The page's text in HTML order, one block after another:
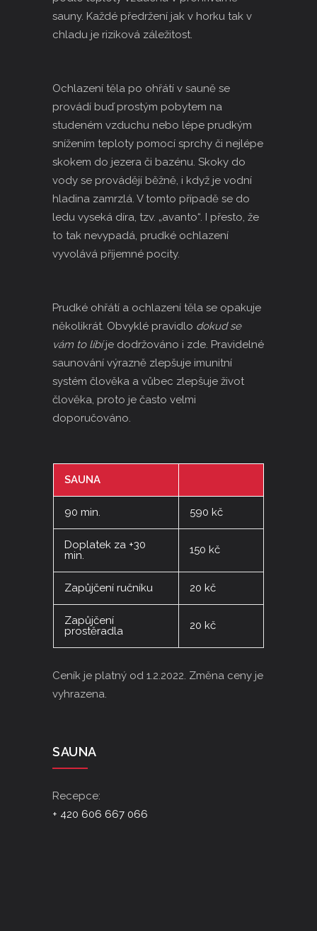
sauny. Každé předržení jak v horku tak v
chladu je riziková záležitost.
Ochlazení těla po ohřátí v sauně se
provádí buď prostým pobytem na
studeném vzduchu nebo lépe prudkým
snížením teploty pomocí sprchy či nejlépe
skokem do jezera či bazénu. Skoky do
vody se provádějí běžně, i když je vodní
hladina zamrzlá. V tomto případě se do
ledu vyseká díra, tzv. „avanto“. I přesto, že
to tak nevypadá, prudké ochlazení
vyvolává příjemné pocity.
Prudké ohřátí a ochlazení těla se opakuje
několikrát. Obvyklé pravidlo dokud se
vám to líbíje dodržováno i zde. Pravidelné
saunování výrazně zlepšuje imunitní
systém člověka a vůbec zlepšuje život
člověka, proto je často velmi
doporučováno.
SAUNA
90 min. 590 kč
Doplatek za +30
min.
150 kč
Zapůjčení ručníku 20 kč
Zapůjčení
prostěradla
20 kč
Ceník je platný od 1.2.2022. Změna ceny je
vyhrazena.
SAUNA
Recepce:
+ 420 606 667 066